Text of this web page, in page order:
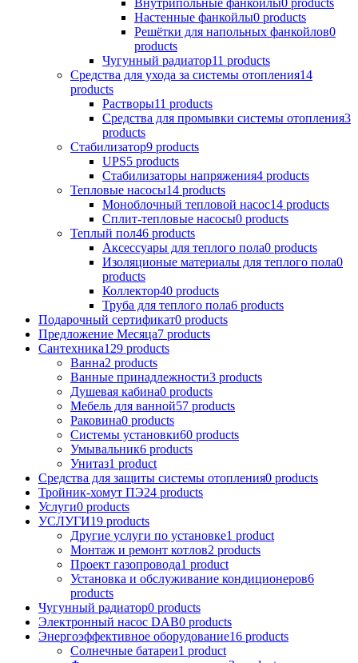
Настенные фанкойлы0 products
Решётки для напольных фанкойлов0
products
Чугунный радиатор11 products
Средства для ухода за системы отопления14
products
Растворы11 products
Средства для промывки системы отопления3
products
Стабилизатор9 products
UPS5 products
Стабилизаторы напряжения4 products
Тепловые насосы14 products
Моноблочный тепловой насос14 products
Сплит-тепловые насосы0 products
Теплый пол46 products
Аксессуары для теплого пола0 products
Изоляционые материалы для теплого пола0
products
Коллектор40 products
Труба для теплого пола6 products
Подарочный сертификат0 products
Предложение Месяца7 products
Сантехника129 products
Ванна2 products
Ванные принадлежности3 products
Душевая кабина0 products
Мебель для ванной57 products
Раковина0 products
Системы установки60 products
Умывальник6 products
Унитаз1 product
Средства для защиты системы отопления0 products
Тройник-хомут ПЭ24 products
Услуги0 products
УСЛУГИ19 products
Другие услуги по установке1 product
Монтаж и ремонт котлов2 products
Проект газопровода1 product
Установка и обслуживание кондиционеров6
products
Чугунный радиатор0 products
Электронный насос DAB0 products
Энергоэффективное оборудование16 products
Солнечные батареи1 product